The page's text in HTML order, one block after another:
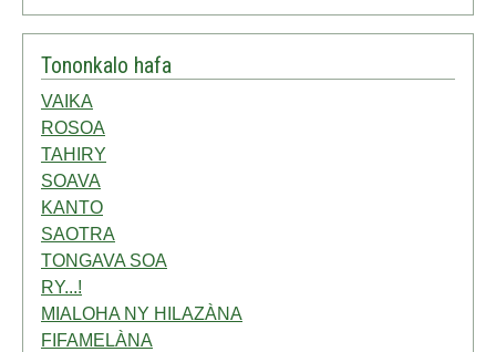
Tononkalo hafa
VAIKA
ROSOA
TAHIRY
SOAVA
KANTO
SAOTRA
TONGAVA SOA
RY...!
MIALOHA NY HILAZÀNA
FIFAMELÀNA